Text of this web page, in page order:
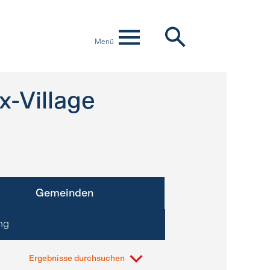
Menü
Village
Gemeinden
Ergebnisse durchsuchen